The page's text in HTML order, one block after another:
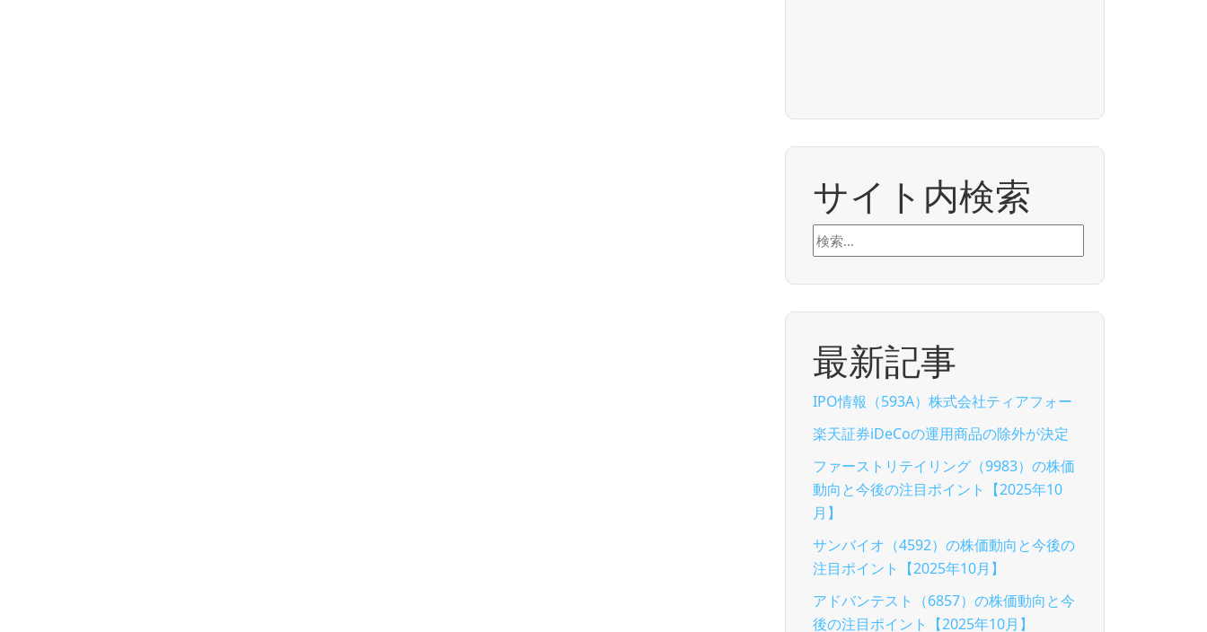
サイト内検索
検
索:
最新記事
IPO情報（593A）株式会社ティアフォー
楽天証券iDeCoの運用商品の除外が決定
ファーストリテイリング（9983）の株価
動向と今後の注目ポイント【2025年10
月】
サンバイオ（4592）の株価動向と今後の
注目ポイント【2025年10月】
アドバンテスト（6857）の株価動向と今
後の注目ポイント【2025年10月】